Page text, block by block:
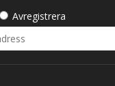
Avregistrera